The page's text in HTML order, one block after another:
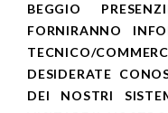
BEGGIO
FORNIRANNO
TECNICO/
DESIDERATE
DEI NOSTRI